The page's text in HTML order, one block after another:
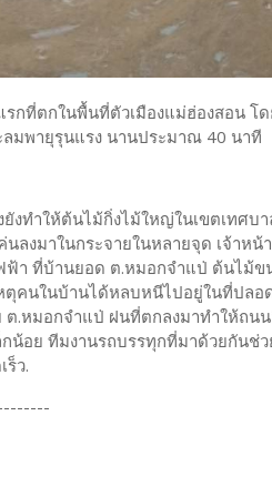
กที่ตกในพื้นที่ตัวเมืองแม่ฮ่องสอน
มพายุรุนแรง นานประมาณ 40 นาที
ทำให้ต้นไม้กิ่งไม้ใหญ่ในเขตเทศบ
งมาในกระจายในหลายจุด เจ้าหน้
ฟฟ้า ที่บ้านยอด ต.หมอกจำแป่ ต้นไม้
ตุคนในบ้านได้หลบหนีไปอยู่ในที่ปล
.หมอกจำแป่ ฝนที่ตกลงมาทำให้ถน
น้อย ทีมงานรถบรรทุกที่มาด้วยกันช่
ว.